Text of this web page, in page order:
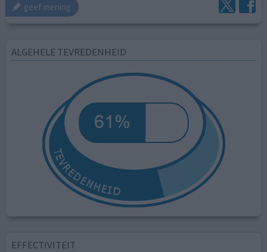
geef mening
ALGEHELE TEVREDENHEID
EFFECTIVITEIT